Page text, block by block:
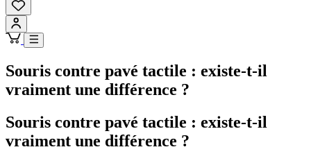
Souris contre pavé tactile : existe-t-il
vraiment une différence ?
Souris contre pavé tactile : existe-t-il
vraiment une différence ?